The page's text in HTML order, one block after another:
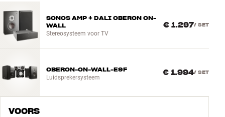
SONOS AMP + DALI OBERON ON-
WALL
Stereosysteem voor TV
€ 1.297/ SET
OBERON-ON-WALL-E9F
Luidsprekersysteem
€ 1.994/ SET
VOORS